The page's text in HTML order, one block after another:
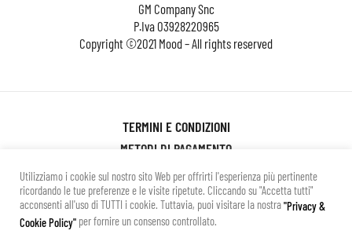
GM Company Snc
P.Iva03928220965
Copyright ©2021 Mood – All rights reserved
TERMINI E CONDIZIONI
METODI DI PAGAMENTO
SPESE DI SPEDIZIONE
CAMBI E RESI
PRIVACY POLICY
Utilizziamo i cookie sul nostro sito Web per offrirti l'esperienza più pertinente
ricordando le tue preferenze e le visite ripetute. Cliccando su "Accetta tutti"
acconsenti all'uso di TUTTI i cookie. Tuttavia, puoi visitare la nostra"Privacy &
Cookie Policy" per fornire un consenso controllato.